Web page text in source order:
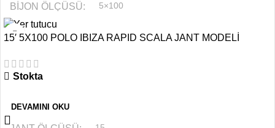
BIJON ÖLÇÜSÜ 5×100
RENK PARLAK FÜME
OFSET
15′ 5X100 POLO IBIZA RAPID SCALA JANT MODELİ
Stokta
DEVAMINI OKU